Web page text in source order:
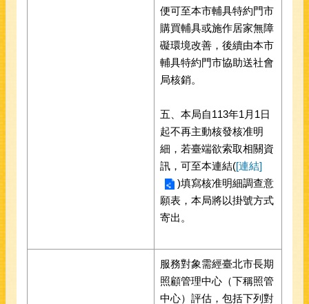
便可至本市輔具特約門市
購買輔具或施作居家無障
礙環境改善，後續由本市
輔具特約門市協助送社會
局核銷。
五、本局自113年1月1日
起不再主動核發核准明
細，若臺端欲索取相關資
訊，可至本連結([連結]
)填寫核准明細調查意
願表，本局將以掛號方式
寄出。
服務對象需經臺北市長期
照顧管理中心（下稱照管
中心）評估，包括下列對